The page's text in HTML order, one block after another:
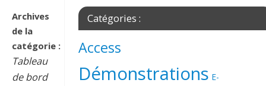
Archives
de la
catégorie :
Tableau
de bord
Catégories :
Access
Démonstrations E-